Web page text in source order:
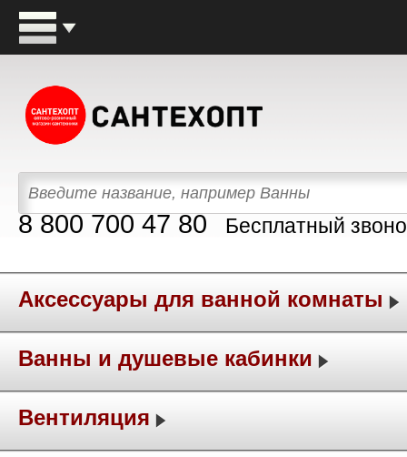
8 800 700 47 80 Бесплатный
Аксессуары для ванной комнаты
Ванны и душевые кабинки
Вентиляция